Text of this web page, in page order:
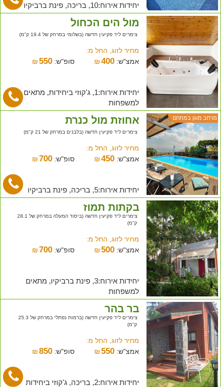
יחידות אירוח:10, בריכה, פינת ברביקיו
מול הים הכחול
צימרים ליד פקיעין חדשה (בשלומי במרחק של 19.4 ק"מ)
מחיר לזוג, החל מ:
אמצ"ש:
₪400 סופ"ש: ₪ 550
יחידות אירוח:1, ג'קוזי ביחידות, מתאים
למשפחות
מרחב מוגן במתחם אחוזת מול כנרת
צימרים ליד פקיעין חדשה (בלבנים במרחק של 21 ק"מ)
מחיר לזוג, החל מ:
אמצ"ש:
₪450 סופ"ש: ₪ 700
יחידות אירוח:5, בריכה, פינת ברביקיו
בקתות תמוז
צימרים ליד פקיעין חדשה (ביסוד המעלה במרחק של 28.1
ק"מ)
מחיר לזוג, החל מ:
אמצ"ש:
₪500 סופ"ש: ₪ 700
יחידות אירוח:3, פינת ברביקיו, מתאים
למשפחות
בר בהר
צימרים ליד פקיעין חדשה (ברמות נפתלי במרחק של 25.3
ק"מ)
מחיר לזוג, החל מ:
אמצ"ש:
₪550 סופ"ש: ₪ 850
יחידות אירוח:2, בריכה, ג'קוזי ביחידות